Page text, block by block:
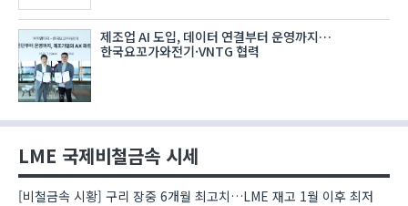
제조업 AI 도입, 데이터 연결부터 운영까지…
한국요꼬가와전기·VNTG 협력
LME 국제비철금속 시세
[비철금속 시황] 구리 장중 6개월 최고치…LME 재고 1월 이후 최저